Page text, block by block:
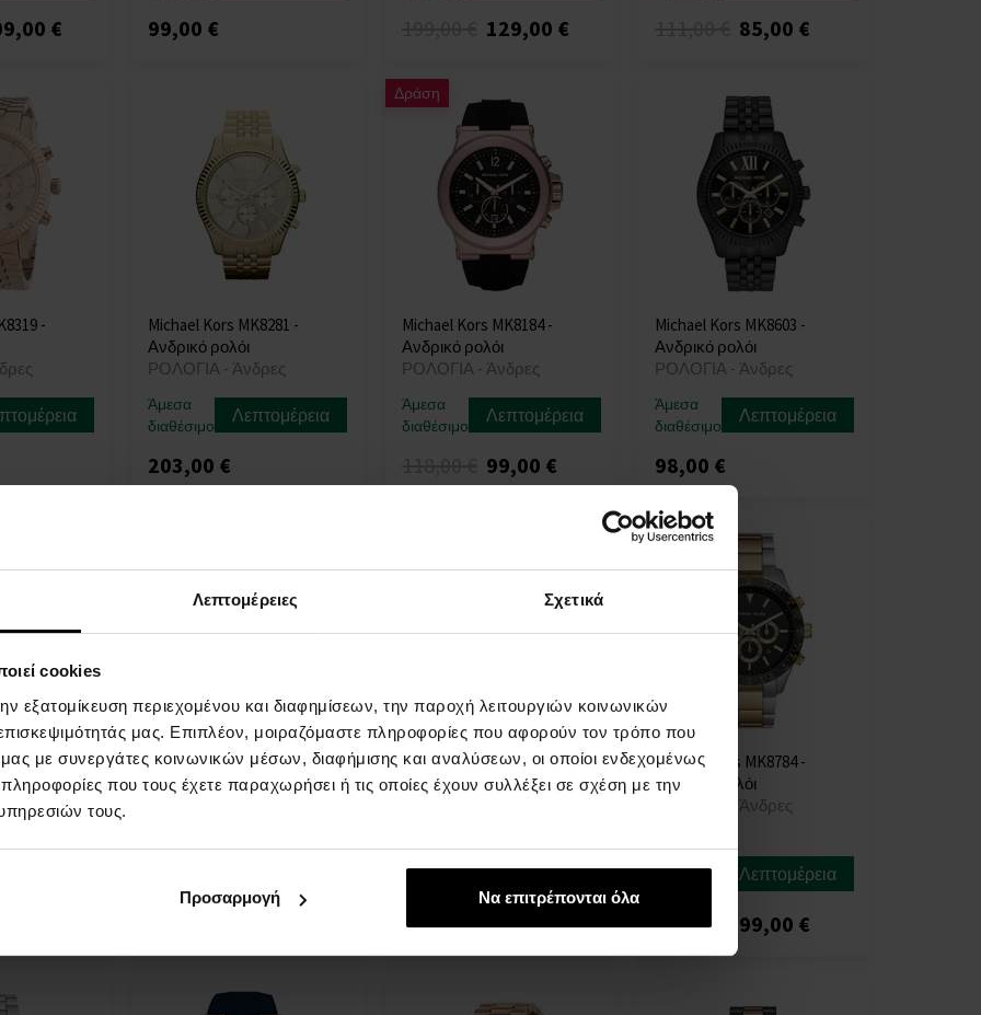
Λεπτομέρειες Σχετικά
cookies
εξατομίκευση περιεχομένου και διαφημίσεων, την παροχή λειτουργιών κοινωνικών
μας. Επιπλέον, μοιραζόμαστε πληροφορίες που αφορούν τον τρόπο που
μας με συνεργάτες κοινωνικών μέσων, διαφήμισης και αναλύσεων, οι οποίοι ενδεχομένως
που τους έχετε παραχωρήσει ή τις οποίες έχουν συλλέξει σε σχέση με την
τους.
Προσαρμογή Να επιτρέπονται όλα
€ 99,00 € 129,00 € 85,00 €
-
Michael Kors MK8281 -
Ανδρικό ρολόι
ΡΟΛΟΓΙΑ - Άνδρες
Άμεσα
διαθέσιμο
Λεπτομέρεια
203,00 €
Δράση
Michael Kors MK8184 -
Ανδρικό ρολόι
ΡΟΛΟΓΙΑ - Άνδρες
Άμεσα
διαθέσιμο
Λεπτομέρεια
99,00 €
Michael Kors MK8603 -
Ανδρικό ρολόι
ΡΟΛΟΓΙΑ - Άνδρες
Άμεσα
διαθέσιμο
Λεπτομέρεια
98,00 €
-
Michael Kors MK3291 -
Unisex ρολόι
Michael Kors MK8602 -
Ανδρικό ρολόι
Λεπτομέρεια
99,00 € 89,00 €
Δράση
Michael Kors MK8784 -
Ανδρικό ρολόι
ΡΟΛΟΓΙΑ - Άνδρες
Λεπτομέρεια
129,00 € 99,00 €